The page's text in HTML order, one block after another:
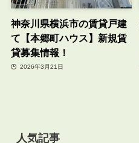
神奈川県横浜市の賃貸戸建
て【本郷町ハウス】新規賃
貸募集情報！
2026年3月21日
人気記事